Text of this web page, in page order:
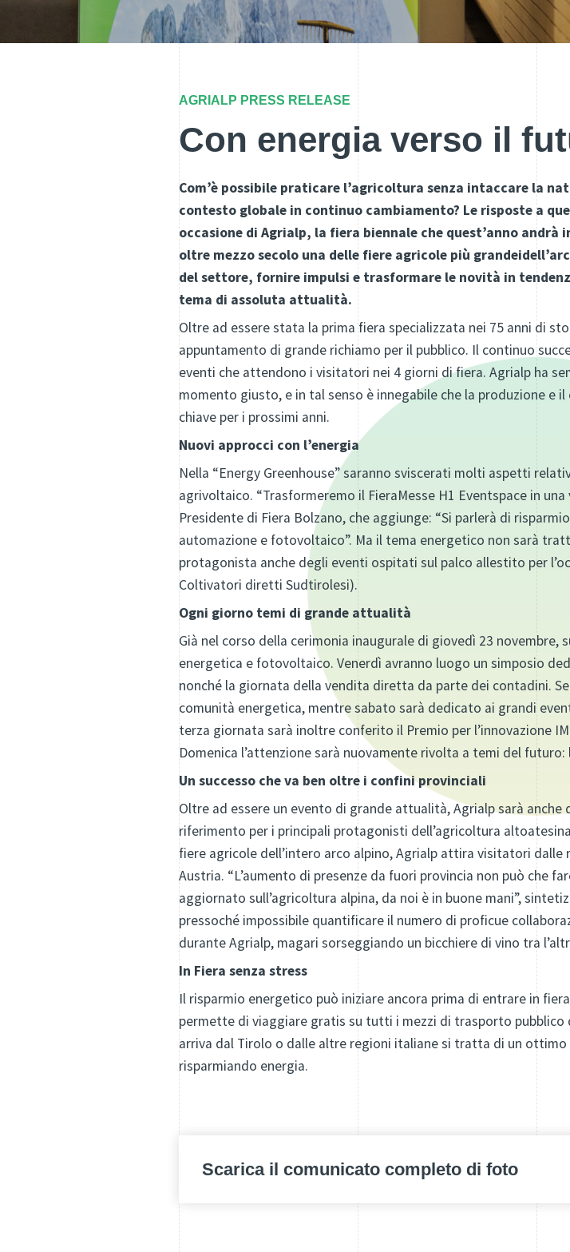
AGRIALP PRESS RELEASE
Con energia verso il
Com’è possibile praticare l’agricoltura senza intaccare la
contesto globale in continuo cambiamento? Le risposte a
occasione di Agrialp, la fiera biennale che quest’anno andrà
oltre mezzo secolo una delle fiere agricole più
del settore, fornire impulsi e trasformare le novità in
tema di assoluta attualità.
Oltre ad essere stata la prima fiera specializzata nei 75 anni di
appuntamento di grande richiamo per il pubblico. Il continuo
eventi che attendono i visitatori nei 4 giorni di fiera. Agrialp ha
momento giusto, e in tal senso è innegabile che la produzione e
chiave per i prossimi anni.
Nuovi approcci con l’energia
Nella “Energy Greenhouse” saranno sviscerati molti aspetti
agrivoltaico. “Trasformeremo il FieraMesse H1 Eventspace in
Presidente di Fiera Bolzano, che aggiunge: “Si parlerà di
automazione e fotovoltaico”. Ma il tema energetico non sarà
protagonista anche degli eventi ospitati sul palco allestito per
Coltivatori diretti Sudtirolesi).
Ogni giorno temi di grande attualità
Già nel corso della cerimonia inaugurale di giovedì 23 novembre,
energetica e fotovoltaico. Venerdì avranno luogo un simposio
nonché la giornata della vendita diretta da parte dei contadini.
comunità energetica, mentre sabato sarà dedicato ai grandi
terza giornata sarà inoltre conferito il Premio per l’innovazione
Domenica l’attenzione sarà nuovamente rivolta a temi del
Un successo che va ben oltre i confini provinciali
Oltre ad essere un evento di grande attualità, Agrialp sarà anche
riferimento per i principali protagonisti dell’agricoltura
fiere agricole dell’intero arco alpino, Agrialp attira visitatori
Austria. “L’aumento di presenze da fuori provincia non può che
aggiornato sull’agricoltura alpina, da noi è in buone mani”,
pressoché impossibile quantificare il numero di proficue
durante Agrialp, magari sorseggiando un bicchiere di vino tra
In Fiera senza stress
Il risparmio energetico può iniziare ancora prima di entrare in
permette di viaggiare gratis su tutti i mezzi di trasporto pubblico
arriva dal Tirolo o dalle altre regioni italiane si tratta di un ottimo
risparmiando energia.
Scarica il comunicato completo di foto